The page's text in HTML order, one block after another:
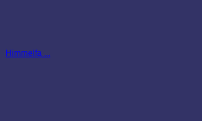
Himmelfa ...